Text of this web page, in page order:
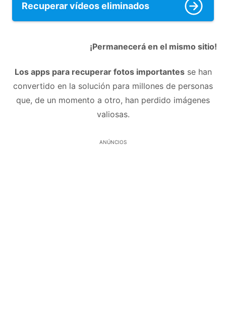
Recuperar vídeos eliminados
¡Permanecerá en el mismo sitio!
Los apps para recuperar fotos importantesse han
convertido en la solución para millones de personas
que, de un momento a otro, han perdido imágenes
valiosas.
ANÚNCIOS